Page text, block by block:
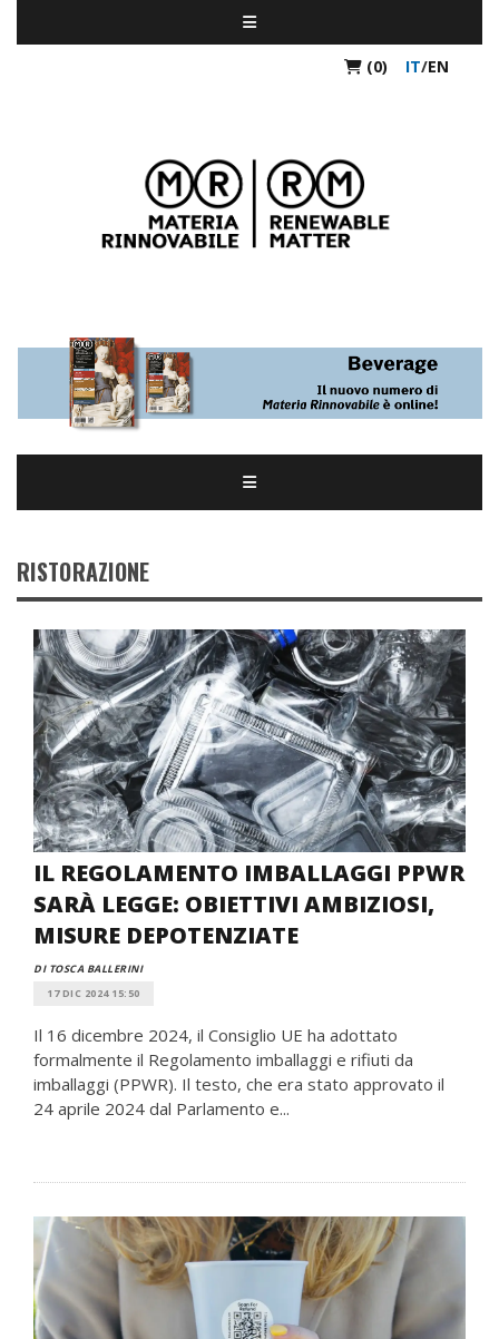
(0) IT/EN
RISTORAZIONE
IL REGOLAMENTO IMBALLAGGI PPWR
SARÀ LEGGE: OBIETTIVI AMBIZIOSI,
MISURE DEPOTENZIATE
DI TOSCA BALLERINI
17 DIC 2024 15:50
Il 16 dicembre 2024, il Consiglio UE ha adottato
formalmente il Regolamento imballaggi e rifiuti da
imballaggi (PPWR). Il testo, che era stato approvato il ​​
24 aprile 2024 dal Parlamento e...